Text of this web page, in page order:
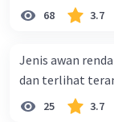
indonesia
68 3.7
Jenis awan
dan terlihat
25 3.7